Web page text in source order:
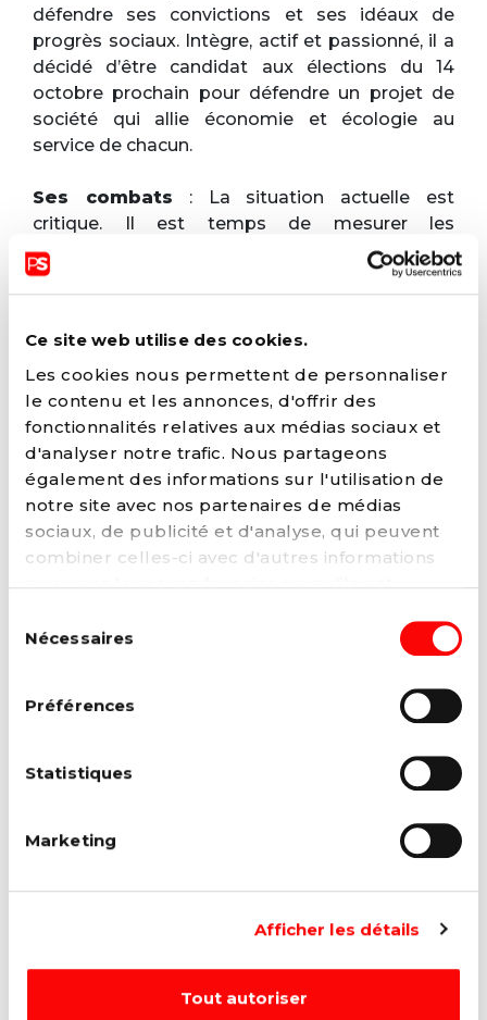
Ce site web utilise des cookies.
Les cookies nous permettent de personnaliser
le contenu et les annonces, d'offrir des
fonctionnalités relatives aux médias sociaux et
d'analyser notre trafic. Nous partageons
également des informations sur l'utilisation de
notre site avec nos partenaires de médias
sociaux, de publicité et d'analyse, qui peuvent
combiner celles-ci avec d'autres informations
services. Vous pouvez à tout moment modifier
politique
duNécessaires
Préférences
Statistiques
Marketing
Afficher les détails
Tout autoriser
défendre ses convictions et ses idéaux de
progrès sociaux. Intègre, actif et passionné, il a
décidé d’être candidat aux élections du 14
octobre prochain pour défendre un projet de
société qui allie économie et écologie au
service de chacun.
Ses combats : La situation actuelle est
critique. Il est temps de mesurer les
conséquences désastreuses de l'ultra-
libéralisme et d'en tirer les enseignements. Ne
fermons pas les yeux sur la réalité : bien
accéder à un logement, à profiter d’un cadre de
vie réjouissant.
L’économie doit profiter au plus grand nombre,
et pas uniquement à quelques spéculateurs
boursiers, au capital déshumanisé, aux
parachutes dorés !
Formation
: Licencié en sciences sociales
: Député & Bourgmestre de Rebecq
CONTACTER
TWITTER INSTAGRAM
Député fédéral